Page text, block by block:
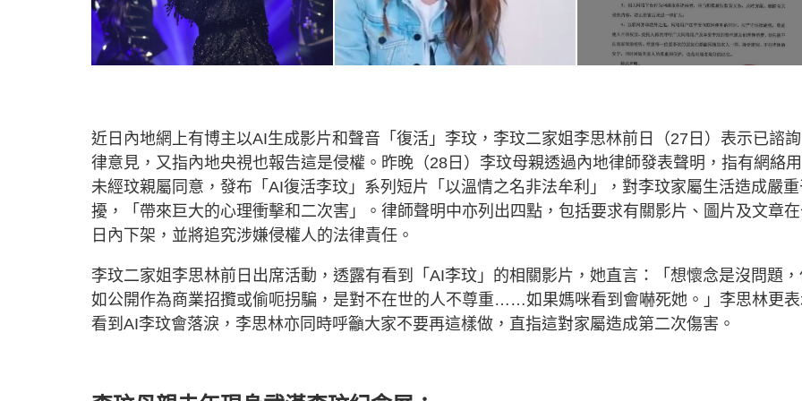
近日內地網上有博主以AI生成影片和聲音「復活」李玟，李玟二家姐李思林前日（27日）表示已諮
律意見，又指內地央視也報告這是侵權。昨晚（28日）李玟母親透過內地律師發表聲明，指有網絡
未經玟親屬同意，發布「AI復活李玟」系列短片「以溫情之名非法牟利」，對李玟家屬生活造成嚴重
擾，「帶來巨大的心理衝擊和二次害」。律師聲明中亦列出四點，包括要求有關影片、圖片及文章
日內下架，並將追究涉嫌侵權人的法律責任。
李玟二家姐李思林前日出席活動，透露有看到「AI李玟」的相關影片，她直言：「想懷念是沒問題，
如公開作為商業招攬或偷呃拐騙，是對不在世的人不尊重……如果媽咪看到會嚇死她。」李思林更
看到AI李玟會落淚，李思林亦同時呼籲大家不要再這樣做，直指這對家屬造成第二次傷害。